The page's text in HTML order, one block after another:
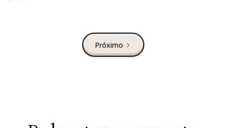
Próximo